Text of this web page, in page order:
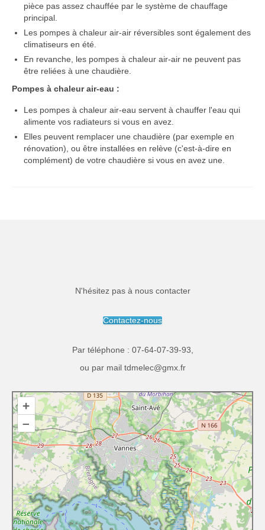
pièce pas assez chauffée par le système de chauffage
principal.
Les pompes à chaleur air-air réversibles sont également des
climatiseurs en été.
En revanche, les pompes à chaleur air-air ne peuvent pas
être reliées à une chaudière.
Pompes à chaleur air-eau :
Les pompes à chaleur air-eau servent à chauffer l'eau qui
alimente vos radiateurs si vous en avez.
Elles peuvent remplacer une chaudière (par exemple en
rénovation), ou être installées en relève (c'est-à-dire en
complément) de votre chaudière si vous en avez une.
N'hésitez pas à nous contacter
Contactez-nous
Par téléphone : 07-64-07-39-93,
ou par mail tdmelec@gmx.fr
+
–